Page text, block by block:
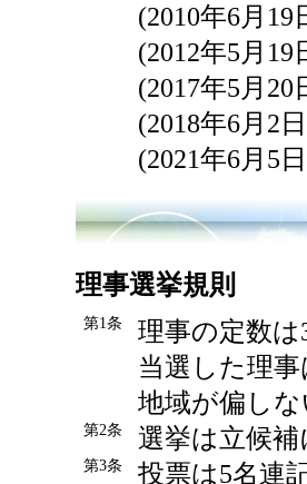
(2010年6月19
(2012年5月19
(2017年5月20
(2018年6月2
(2021年6月5
理事選挙規則
第1条
理事の定数
当選した理
地域が偏し
第2条 選挙は立候
第3条 投票は5名連